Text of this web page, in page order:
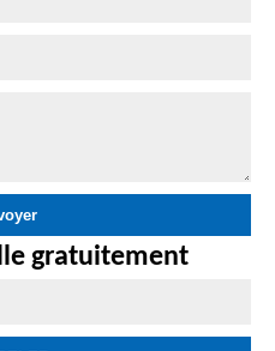
gratuitement